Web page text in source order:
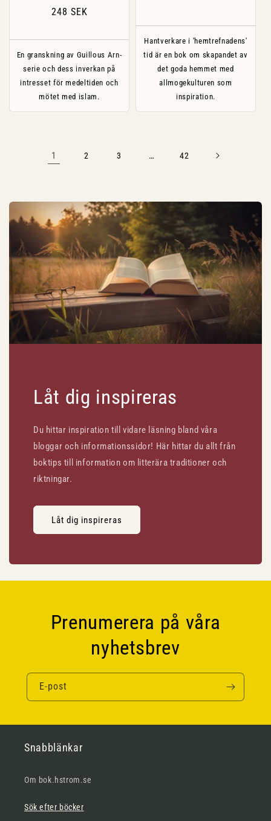
Ordinarie
248 SEK
En granskning av Guillous Arn-
serie och dess inverkan på
intresset för medeltiden och
mötet med islam.
Hantverkare i 'hemtrefnadens'
tid är en bok om skapandet av
det goda hemmet med
allmogekulturen som
inspiration.
1 2 3 … 42
Låt dig inspireras
Du hittar inspiration till vidare läsning bland våra
bloggar och informationssidor! Här hittar du allt från
boktips till information om litterära traditioner och
riktningar.
Låt dig inspireras
Prenumerera på våra
nyhetsbrev
E-post
Snabblänkar
Om bok.hstrom.se
Sök efter böcker